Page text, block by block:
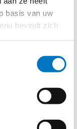
basis van uw
bevindt zich
is de
zo blijkt ook
bij DAEB steun
voorwaarden